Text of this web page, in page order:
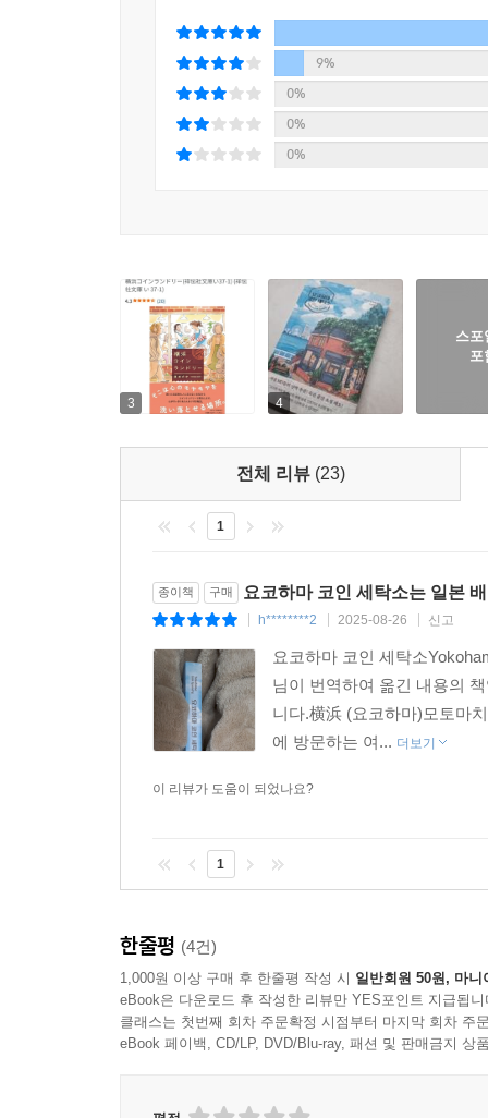
지역이 겹치는 중심부에 자리 잡고 있었다.”
공간적 특성이 도드라지는 반면, 소설 속 인물은
호기심을 불러일으킨다. 등장인물들은 각자의
세탁소에 모여 숨겨진 안감을 들춰보듯 내면의
어떤 희망의 증거이기 때문이지 않을까. 아무리
않냐고. 그러니 지금 우리의 삶이 힘들더라도
인간에 대한 담백한 애정과 섬세한 문장으로 우
9%
0%
0%
0%
3 4
스포
포
전체 리뷰 (23)
1
종이책 구매 요코하마 코인 세탁소는 일본
h********2 2025-08-26 신고
요코하마 코인 세탁소
님이 번역하여 옮긴 내용의
니다.横浜 (요코하마)모토마
에 방문하는 여... 더보기
이 리뷰가 도움이 되었나요?
1
한줄평 (4건)
1,000원 이상 구매 후 한줄평 작성 시 일반회원 50원, 마니
eBook은 다운로드 후 작성한 리뷰만 YES포인트 지급됩니
클래스는 첫번째 회차 주문확정 시점부터 마지막 회차 주
eBook 페이백, CD/LP, DVD/Blu-ray, 패션 및 판매금지 상